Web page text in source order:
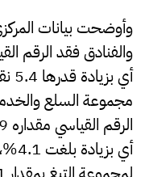
وأوضحت بيانات
مجموعة السلع
أي